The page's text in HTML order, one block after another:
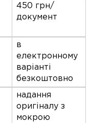
450 грн/
документ
в
електронному
варіанті
безкоштовно
надання
оригіналу з
мокрою